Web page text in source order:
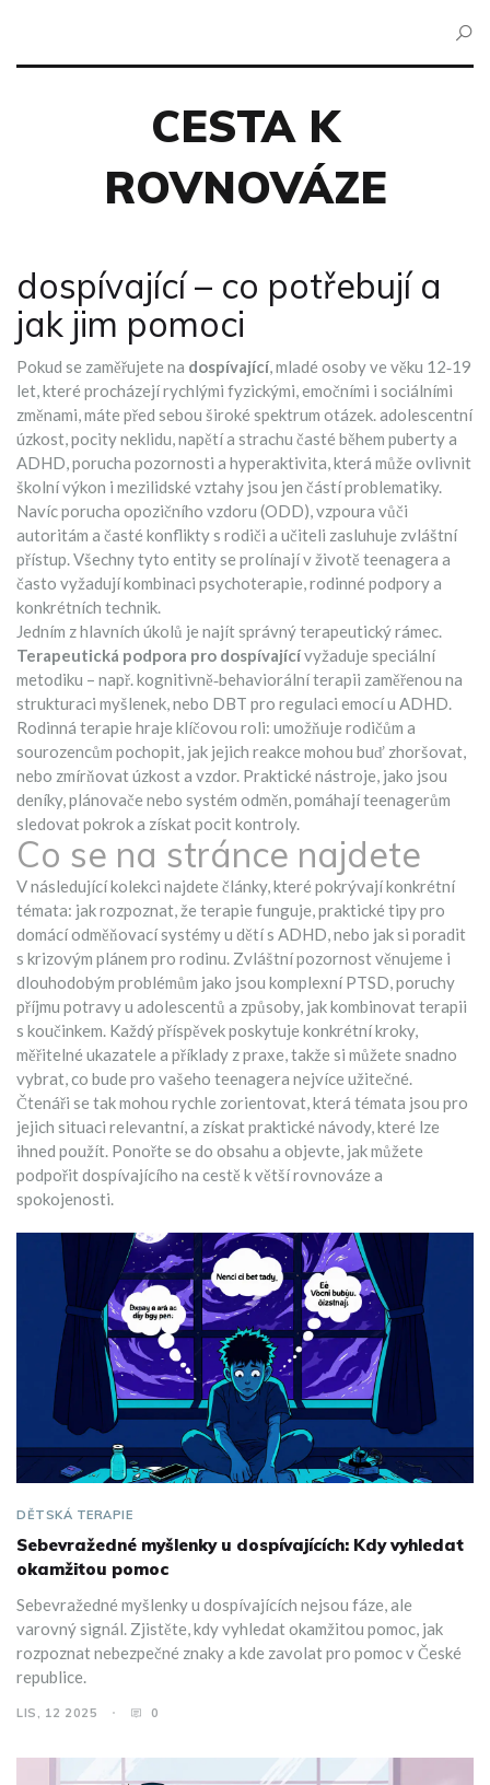
CESTA K
ROVNOVÁZE
dospívající – co potřebují a
jak jim pomoci
Pokud se zaměřujete na dospívající,mladé osoby ve věku 12‑19
let, které procházejí rychlými fyzickými, emočními i sociálními
změnami, máte před sebou široké spektrum otázek.adolescentní
úzkost,pocity neklidu, napětí a strachu časté během pubertya
ADHD,porucha pozornosti a hyperaktivita, která může ovlivnit
školní výkon i mezilidské vztahy jsou jen částí problematiky.
Navícporucha opozičního vzdoru (ODD),vzpoura vůči
autoritám a časté konflikty s rodiči a učiteli zasluhuje zvláštní
přístup. Všechny tyto entity se prolínají v životě teenagera a
často vyžadují kombinaci psychoterapie, rodinné podpory a
konkrétních technik.
Jedním z hlavních úkolů je najít správný terapeutický rámec.
Terapeutická podpora pro dospívajícívyžaduje speciální
metodiku – např. kognitivně‑behaviorální terapii zaměřenou na
strukturaci myšlenek, nebo DBT pro regulaci emocí u ADHD.
Rodinná terapie hraje klíčovou roli: umožňuje rodičům a
sourozencům pochopit, jak jejich reakce mohou buď zhoršovat,
nebo zmírňovat úzkost a vzdor. Praktické nástroje, jako jsou
deníky, plánovače nebo systém odměn, pomáhají teenagerům
sledovat pokrok a získat pocit kontroly.
Co se na stránce najdete
V následující kolekci najdete články, které pokrývají konkrétní
témata: jak rozpoznat, že terapie funguje, praktické tipy pro
domácí odměňovací systémy u dětí s ADHD, nebo jak si poradit
s krizovým plánem pro rodinu. Zvláštní pozornost věnujeme i
dlouhodobým problémům jako jsou komplexní PTSD, poruchy
příjmu potravy u adolescentů a způsoby, jak kombinovat terapii
s koučinkem. Každý příspěvek poskytuje konkrétní kroky,
měřitelné ukazatele a příklady z praxe, takže si můžete snadno
vybrat, co bude pro vašeho teenagera nejvíce užitečné.
Čtenáři se tak mohou rychle zorientovat, která témata jsou pro
jejich situaci relevantní, a získat praktické návody, které lze
ihned použít. Ponořte se do obsahu a objevte, jak můžete
podpořit dospívajícího na cestě k větší rovnováze a
spokojenosti.
DĚTSKÁ TERAPIE
Sebevražedné myšlenky u dospívajících: Kdy vyhledat
okamžitou pomoc
Sebevražedné myšlenky u dospívajících nejsou fáze, ale
varovný signál. Zjistěte, kdy vyhledat okamžitou pomoc, jak
rozpoznat nebezpečné znaky a kde zavolat pro pomoc v České
republice.
LIS, 12 2025 0